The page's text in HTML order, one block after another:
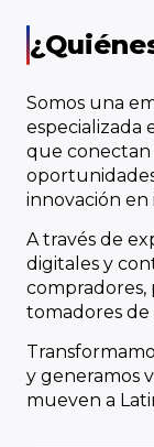
Somos una
especializada
que conectan
innovación en
A través de
digitales y
compradores,
tomadores de
y generamos
mueven a